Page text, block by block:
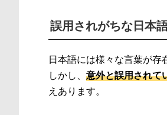
誤用されがちな日本
日本語には様々な言葉が存
しかし、 意外と誤用されて
えあります。